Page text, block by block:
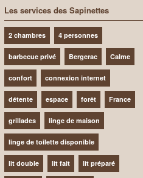
Les services des Sapinettes
2 chambres 4 personnes
barbecue privé Bergerac Calme
confort connexion internet
détente espace forêt France
grillades linge de maison
linge de toilette disponible
lit double lit fait lit préparé